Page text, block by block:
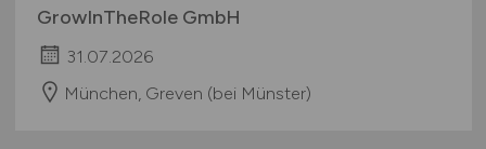
GrowInTheRole GmbH
31.07.2026
München, Greven (bei Münster)